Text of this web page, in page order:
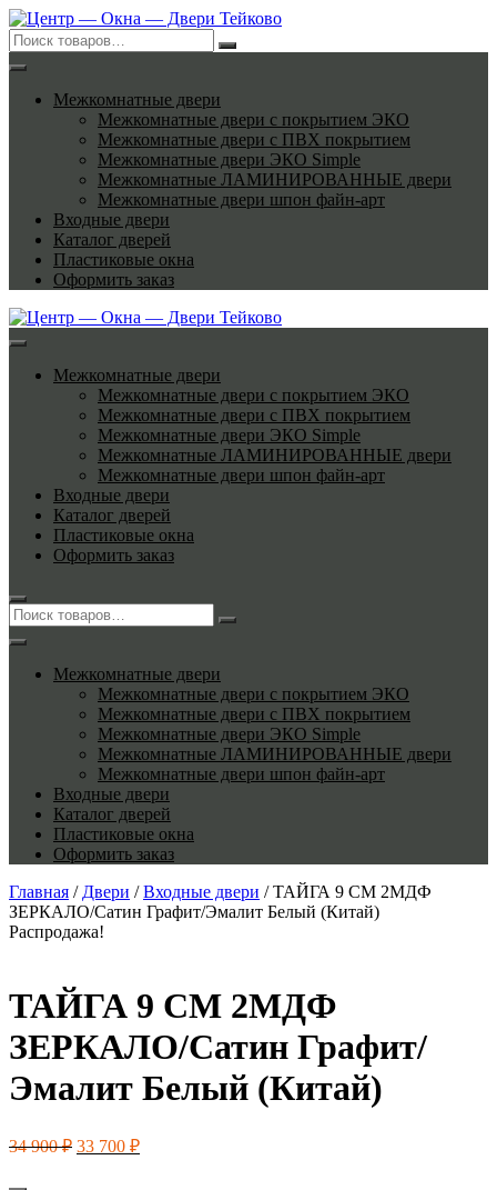
Перейти
к
содержимому
Межкомнатные двери
Межкомнатные двери с покрытием ЭКО
Межкомнатные двери с ПВХ покрытием
Межкомнатные двери ЭКО Simple
Межкомнатные ЛАМИНИРОВАННЫЕ двери
Межкомнатные двери шпон файн-арт
Входные двери
Каталог дверей
Пластиковые окна
Оформить заказ
Межкомнатные двери
Межкомнатные двери с покрытием ЭКО
Межкомнатные двери с ПВХ покрытием
Межкомнатные двери ЭКО Simple
Межкомнатные ЛАМИНИРОВАННЫЕ двери
Межкомнатные двери шпон файн-арт
Входные двери
Каталог дверей
Пластиковые окна
Оформить заказ
Межкомнатные двери
Межкомнатные двери с покрытием ЭКО
Межкомнатные двери с ПВХ покрытием
Межкомнатные двери ЭКО Simple
Межкомнатные ЛАМИНИРОВАННЫЕ двери
Межкомнатные двери шпон файн-арт
Входные двери
Каталог дверей
Пластиковые окна
Оформить заказ
Главная / Двери /Входные двери / ТАЙГА 9 СМ 2МДФ
ЗЕРКАЛО/Сатин Графит/Эмалит Белый (Китай)
Распродажа!
ТАЙГА 9 СМ 2МДФ
ЗЕРКАЛО/Сатин Графит/
Эмалит Белый (Китай)
34 900₽ Первоначальная
33 700 ₽Текущая